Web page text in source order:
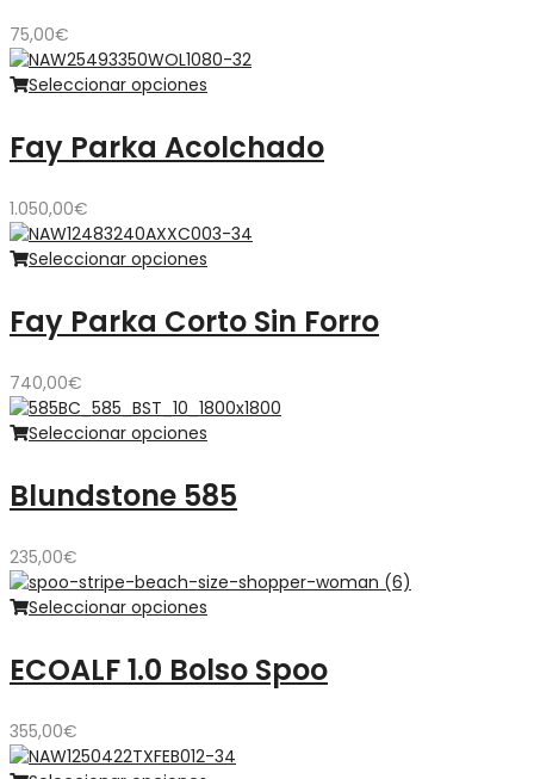
75,00€
Seleccionar opciones
Fay Parka Acolchado
1.050,00€
Seleccionar opciones
Fay Parka Corto Sin Forro
740,00€
Seleccionar opciones
Blundstone 585
235,00€
Seleccionar opciones
ECOALF 1.0 Bolso Spoo
355,00€